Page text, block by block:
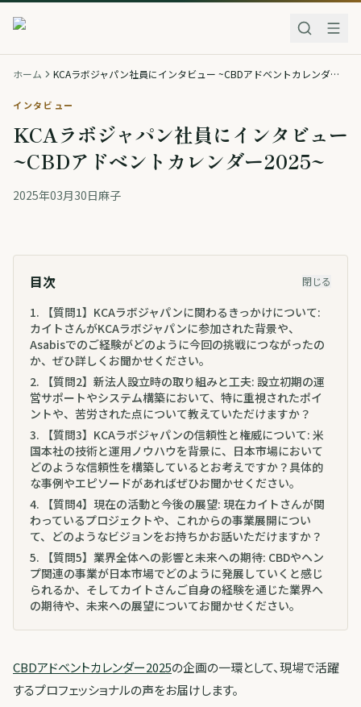
ホーム KCAラボジャパン社員にインタビュー ~CBDアドベントカレンダー2025~
インタビュー
KCAラボジャパン社員にインタビュー
~CBDアドベントカレンダー2025~
2025年03月30日麻子
目次 閉じる
1.
【質問1】KCAラボジャパンに関わるきっかけについて:
カイトさんがKCAラボジャパンに参加された背景や、
Asabisでのご経験がどのように今回の挑戦につながったの
か、ぜひ詳しくお聞かせください。
2.
【質問2】新法人設立時の取り組みと工夫: 設立初期の運
営サポートやシステム構築において、特に重視されたポイ
ントや、苦労された点について教えていただけますか？
3.
【質問3】KCAラボジャパンの信頼性と権威について: 米
国本社の技術と運用ノウハウを背景に、日本市場において
どのような信頼性を構築しているとお考えですか？具体的
な事例やエピソードがあればぜひお聞かせください。
4.
【質問4】現在の活動と今後の展望: 現在カイトさんが関
わっているプロジェクトや、これからの事業展開につい
て、どのようなビジョンをお持ちかお話いただけますか？
5.
【質問5】業界全体への影響と未来への期待: CBDやヘン
プ関連の事業が日本市場でどのように発展していくと感じ
られるか、そしてカイトさんご自身の経験を通じた業界へ
の期待や、未来への展望についてお聞かせください。
CBDアドベントカレンダー2025の企画の一環として、現場で活躍
するプロフェッショナルの声をお届けします。